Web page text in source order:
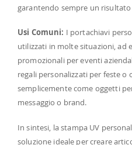
garantendo sempre un
Usi Comuni: I portachiavi
utilizzati in molte situazioni, ad
promozionali per eventi
regali personalizzati per feste o
semplicemente come oggetti
messaggio o brand.
In sintesi, la stampa UV
soluzione ideale per creare